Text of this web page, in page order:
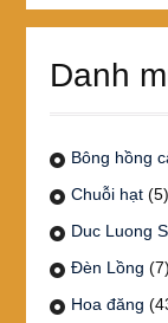
Danh
Bông hồng
Chuỗi hạt (5)
Duc Luong
Đèn Lồng (7)
Hoa đăng